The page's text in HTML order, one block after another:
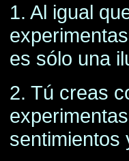
1. Al igual
es sólo una
2. Tú creas
sentimientos